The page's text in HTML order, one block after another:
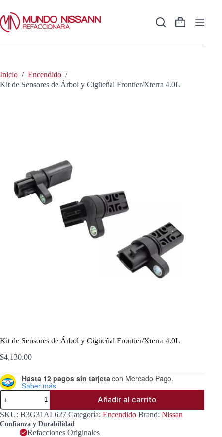
contenido
Shopping
Inicio / Encendido /
Kit de Sensores de Árbol y Cigüeñal Frontier/Xterra 4.0L
Kit de Sensores de Árbol y Cigüeñal Frontier/Xterra 4.0L
$4,130.00
Hasta 12 pagos sin tarjeta con Mercado Pago.
Saber más
Kit
de
Sensores
de
Árbol
Añadir al carrito
SKU: B3G31AL627 Categoría: Encendido Brand: Nissan
Confianza y Durabilidad
Refacciones Originales